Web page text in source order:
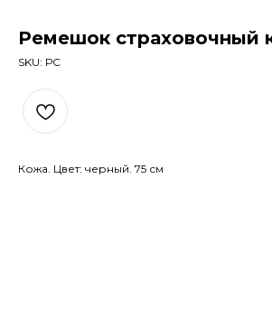
Ремешок страховочный
SKU: РС
Кожа. Цвет: черный. 75 см